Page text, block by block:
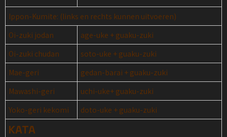
Ippon-Kumite: (links en rechts kunnen uitvoeren)
Oi-zuki jodan
age-uke + guaku-zuki
Oi-zuki chudan
soto-uke + guaku-zuki
Mae-geri
gedan-barai + guaku-zuki
Mawashi-geri
uchi-uke+ guaku-zuki
Yoko-geri kekomi
doto-uke + guaku-zuki
KATA